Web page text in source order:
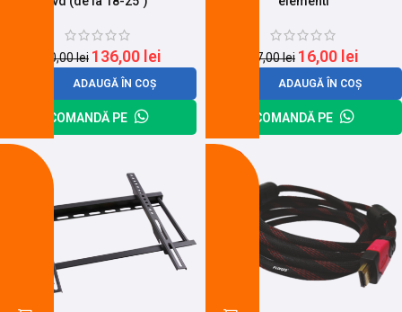
160,00lei 136,00 lei
ADAUGĂ ÎN COȘ
COMANDĂ PE
17,00lei 16,00 lei
ADAUGĂ ÎN COȘ
COMANDĂ PE